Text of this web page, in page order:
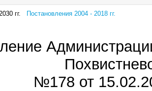
гг. Постановления 2004 - 2018 гг.
№178 от